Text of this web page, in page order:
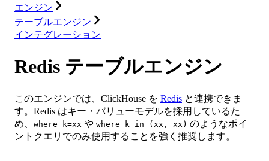
エンジン
テーブルエンジン
インテグレーション
Redis テーブルエンジン
このエンジンでは、ClickHouse を Redis と連携できま
す。Redis はキー・バリューモデルを採用しているた
め、 where k=xx や where k in (xx, xx) のようなポイ
ントクエリでのみ使用することを強く推奨します。